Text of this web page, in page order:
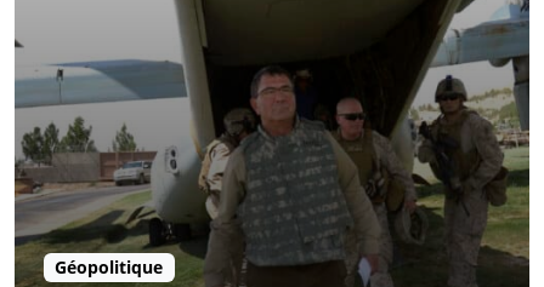
Géopolitique